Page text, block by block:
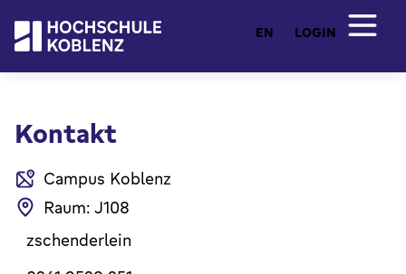
EN LOGIN
Kontakt
Campus Koblenz
Raum: J108
zschenderlein